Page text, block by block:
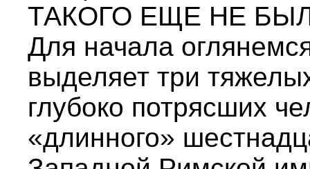
ТАКОГО ЕЩЕ НЕ
Для начала
выделяет три
глубоко потрясших
«длинного»